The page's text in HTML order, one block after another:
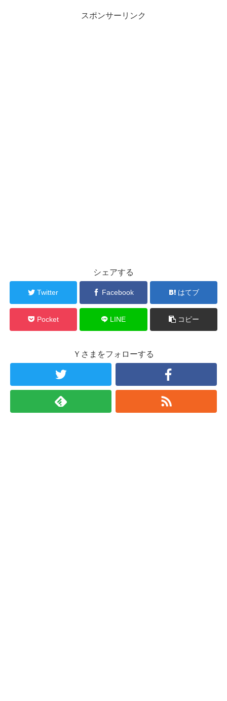
スポンサーリンク
シェアする
Twitter Facebook はてブ
Pocket LINE コピー
Ｙさまをフォローする